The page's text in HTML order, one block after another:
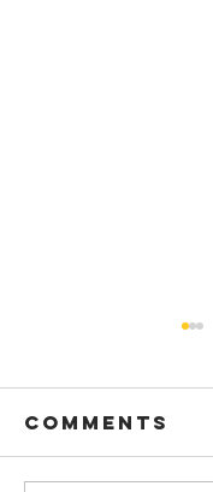
Comments